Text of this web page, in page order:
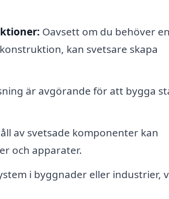
Oavsett om du behöver en
kan svetsare skapa
är avgörande för att bygga
av svetsade komponenter kan
och apparater.
i byggnader eller industrier,